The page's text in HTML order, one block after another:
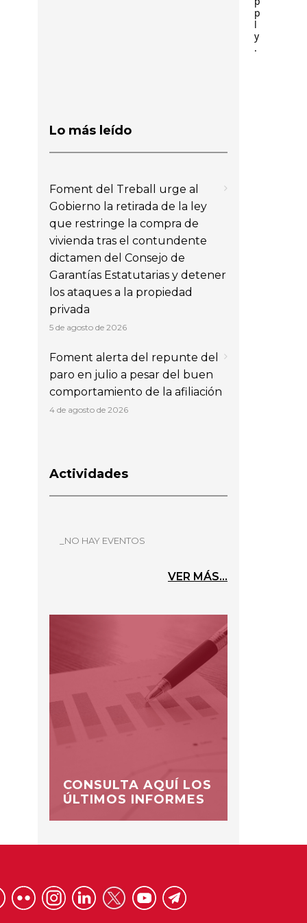
p
l
y
.
Lo más leído
Foment del Treball urge al
Gobierno la retirada de la ley
que restringe la compra de
vivienda tras el contundente
dictamen del Consejo de
Garantías Estatutarias y detener
los ataques a la propiedad
privada
5 de agosto de 2026
Foment alerta del repunte del
paro en julio a pesar del buen
comportamiento de la afiliación
4 de agosto de 2026
Actividades
_NO HAY EVENTOS
VER MÁS...
CONSULTA AQUÍ LOS
ÚLTIMOS INFORMES